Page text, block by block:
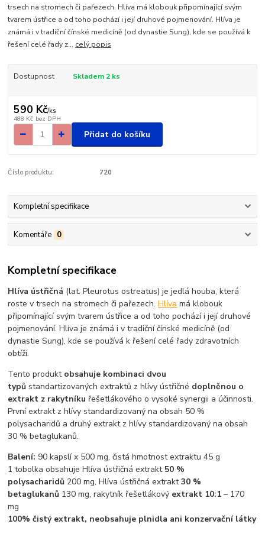
trsech na stromech či pařezech. Hlíva má klobouk připomínající svým
tvarem ústřice a od toho pochází i její druhové pojmenování. Hlíva je
známá i v tradiční čínské medicíně (od dynastie Sung), kde se používá k
řešení celé řady z... celý popis
Dostupnost Skladem 2 ks
590 Kč/ks
488 Kč bez DPH
Přidat do košíku
Číslo produktu: 720
Kompletní specifikace
Komentáře 0
Kompletní specifikace
Hlíva ústřičná (lat. Pleurotus ostreatus) je jedlá houba, která
roste v trsech na stromech či pařezech.Hlíva má klobouk
připomínající svým tvarem ústřice a od toho pochází i její druhové
pojmenování. Hlíva je známá i v tradiční čínské medicíně (od
dynastie Sung), kde se používá k řešení celé řady zdravotních
obtíží.
Tento produkt obsahuje kombinaci dvou
typů standartizovaných extraktů z hlívy ústřičné doplněnou o
extrakt z rakytníku řešetlákového o vysoké synergii a účinnosti.
První extrakt z hlívy standardizovaný na obsah 50 %
polysacharidů a druhý extrakt z hlívy standardizovaný na obsah
30 % betaglukanů.
Balení: 90 kapslí x 500 mg, čistá hmotnost extraktu 45 g
1 tobolka obsahuje Hlíva ústřičná extrakt 50 %
polysacharidů 200 mg, Hlíva ústřičná extrakt30 %
betaglukanů 130 mg, rakytník řešetlákový extrakt 10:1 – 170
mg
100% čistý extrakt, neobsahuje plnidla ani konzervační látky